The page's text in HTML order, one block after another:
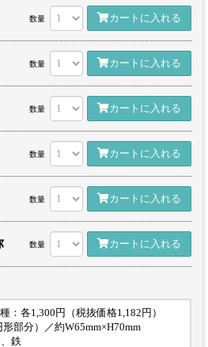
数量 カートに入れる
数量 カートに入れる
数量 カートに入れる
数量 カートに入れる
数量 カートに入れる
数量 カートに入れる
：各1,300円（税抜価格1,182円）
部分）／約W65mm×H70mm
鉄